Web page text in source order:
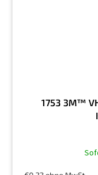
1753 3M™